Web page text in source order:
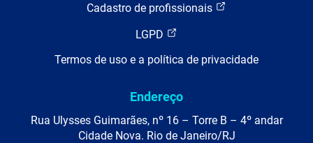
Cadastro de profissionais
LGPD
Termos de uso e a política de privacidade
Endereço
Rua Ulysses Guimarães, nº 16 – Torre B – 4º andar
Cidade Nova. Rio de Janeiro/RJ